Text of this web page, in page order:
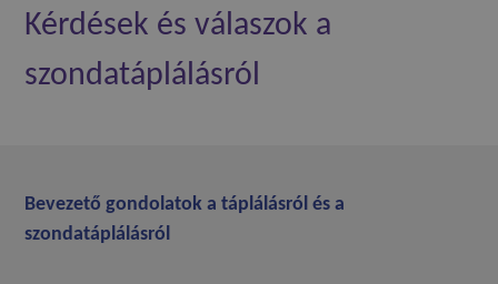
Kérdések és válaszok a
szondatáplálásról
Bevezető gondolatok a táplálásról és a
szondatáplálásról